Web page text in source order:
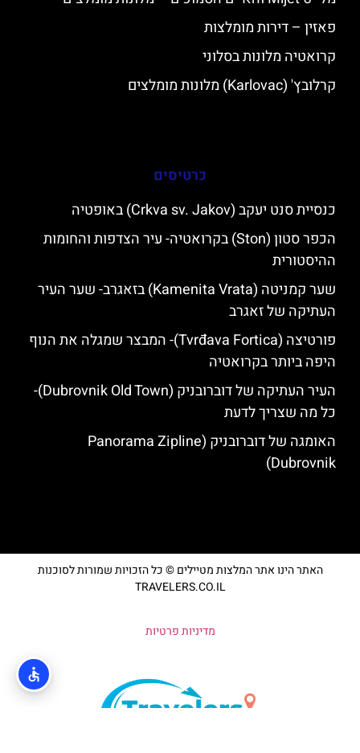
פאזין – דירות מומלצות
קרואטיה מלונות בסלוני
קרלובץ' (Karlovac) מלונות מומלצים
כרטיסים
כנסיית סנט יעקב (Crkva sv. Jakov) באופטיה
הכפר סטון (Ston) בקרואטיה- עיר הצדפות והחומות
ההיסטורית
שער קמניטה (Kamenita Vrata) בזאגרב- שער העיר
העתיקה של זאגרב
פורטיצה (Tvrđava Fortica)- המבצר שמגלה את הנוף
היפה ביותר בקרואטיה
העיר העתיקה של דוברובניק (Dubrovnik Old Town)-
כל מה שצריך לדעת
האומגה של דוברובניק (Panorama Zipline
Dubrovnik)
האתר הינו אתר המלצות מטיילים © כל הזכויות שמורות לסוכנות
TRAVELERS.CO.IL
מדיניות פרטיות